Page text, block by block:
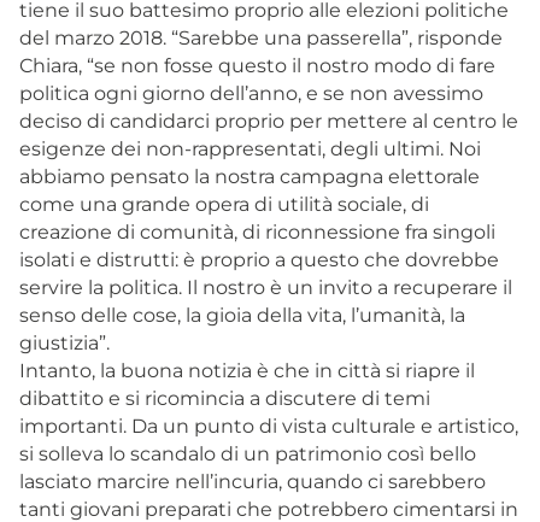
tiene il suo battesimo proprio alle elezioni politiche
del marzo 2018. “Sarebbe una passerella”, risponde
Chiara, “se non fosse questo il nostro modo di fare
politica ogni giorno dell’anno, e se non avessimo
deciso di candidarci proprio per mettere al centro le
esigenze dei non-rappresentati, degli ultimi. Noi
abbiamo pensato la nostra campagna elettorale
come una grande opera di utilità sociale, di
creazione di comunità, di riconnessione fra singoli
isolati e distrutti: è proprio a questo che dovrebbe
servire la politica. Il nostro è un invito a recuperare il
senso delle cose, la gioia della vita, l’umanità, la
giustizia”.
Intanto, la buona notizia è che in città si riapre il
dibattito e si ricomincia a discutere di temi
importanti. Da un punto di vista culturale e artistico,
si solleva lo scandalo di un patrimonio così bello
lasciato marcire nell’incuria, quando ci sarebbero
tanti giovani preparati che potrebbero cimentarsi in